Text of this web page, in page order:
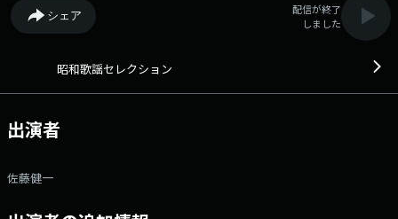
シェア
配信が終了
しました
昭和歌謡セレクション
出演者
佐藤健一